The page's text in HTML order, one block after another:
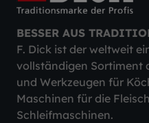
BESSER AUS
F. Dick ist der weltweit
vollständigen Sortiment
und Werkzeugen für
Maschinen für die
Schleifmaschinen.